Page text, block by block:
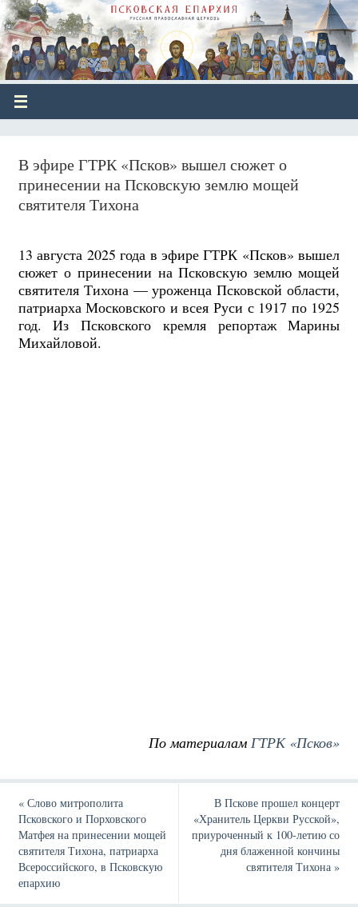
В эфире ГТРК «Псков» вышел сюжет о
принесении на Псковскую землю мощей
святителя Тихона
13 августа 2025 года в эфире ГТРК «Псков» вышел
сюжет о принесении на Псковскую землю мощей
святителя Тихона — уроженца Псковской области,
патриарха Московского и всея Руси с 1917 по 1925
год. Из Псковского кремля репортаж Марины
Михайловой.
По материалам ГТРК «Псков»
«Слово митрополита
Псковского и Порховского
Матфея на принесении мощей
святителя Тихона, патриарха
Всероссийского, в Псковскую
епархию
В Пскове прошел концерт
«Хранитель Церкви Русской»,
приуроченный к 100-летию со
дня блаженной кончины
святителя Тихона»